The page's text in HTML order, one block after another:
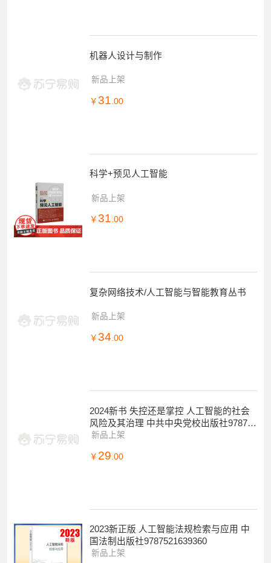
机器人设计与制作
新品上架
￥ 31 .00
科学+预见人工智能
新品上架
￥ 31.00
复杂网络技术/人工智能与智能教育丛书
新品上架
￥ 34.00
2024新书 失控还是掌控 人工智能的社会
风险及其治理 中共中央党校出版社978750
3576768
新品上架
￥ 29 .00
2023新正版 人工智能法规检索与应用 中
国法制出版社9787521639360
新品上架